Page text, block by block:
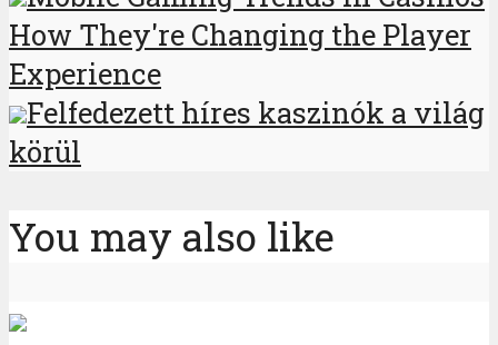
How They're Changing the Player
Experience
Felfedezett híres kaszinók a világ
körül
You may also like